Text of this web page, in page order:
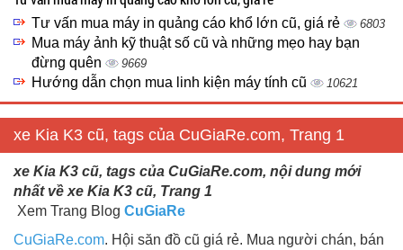
Tư vấn mua máy in quảng cáo khổ lớn cũ, giá rẻ 6803
Mua máy ảnh kỹ thuật số cũ và những mẹo hay bạn
đừng quên
9669
Hướng dẫn chọn mua linh kiện máy tính cũ 10621
xe Kia K3 cũ, tags của CuGiaRe.com, Trang 1
xe Kia K3 cũ, tags của CuGiaRe.com, nội dung mới
nhất về xe Kia K3 cũ, Trang 1
Xem Trang Blog CuGiaRe
CuGiaRe.com. Hội săn đồ cũ giá rẻ. Mua người chán, bán